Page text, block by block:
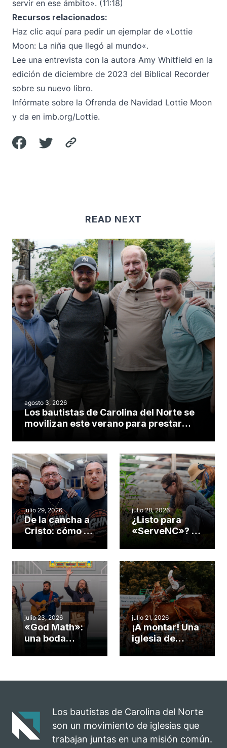
servir en ese ámbito». (11:18)
Recursos relacionados:
Haz clic aquí para pedir un ejemplar de «Lottie
Moon: La niña que llegó al mundo«.
Lee una entrevista con la autora Amy Whitfield en la
edición de diciembre de 2023 del Biblical Recorder
sobre su nuevo libro.
Infórmate sobre la Ofrenda de Navidad Lottie Moon
y da en imb.org/Lottie.
READ NEXT
agosto 3, 2026
Los bautistas de Carolina del Norte se
movilizan este verano para prestar
julio 29, 2026
De la cancha a
Cristo: cómo el
gimnasio de
Cary se
convirtió en un
insólito campo
misionero te
cuento
julio 28, 2026
¿Listo para
«ServeNC»? 4
obra de Dios
durante la
Semana
ServeNC
julio 23, 2026
«God Math»:
una boda
celebra el
julio 21, 2026
¡A montar! Una
iglesia de
rodeo anual en
para el
ministerio
Los bautistas de Carolina del Norte
son un movimiento de iglesias que
trabajan juntas en una misión común.